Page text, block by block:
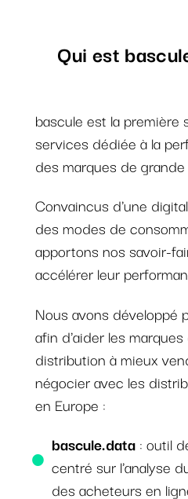
Qui est
bascule est la première
services dédiée à la
des marques de
Convaincus d'une
des modes de
apportons nos savoir-
accélérer leur
Nous avons développé
afin d'aider les
distribution à mieux
négocier avec les
en Europe :
bascule.data : outil
centré sur l'analyse
des acheteurs en